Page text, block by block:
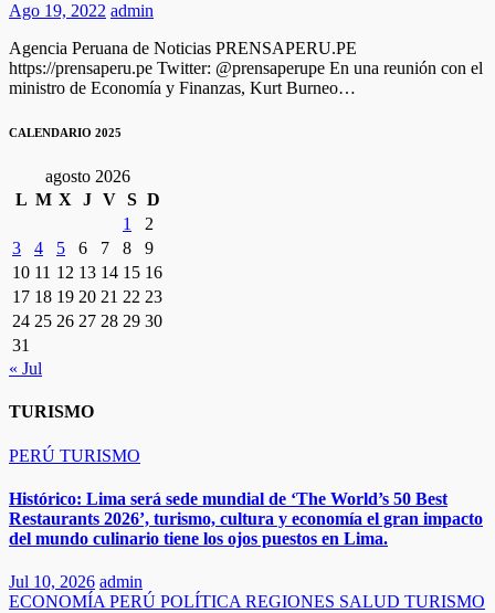
Ago 19, 2022 admin
Agencia Peruana de Noticias PRENSAPERU.PE
https://prensaperu.pe Twitter: @prensaperupe En una reunión con el
ministro de Economía y Finanzas, Kurt Burneo…
CALENDARIO 2025
agosto 2026
L M X J V S D
1
2
3
4 5 6 7 8
9
10 11 12 13 14 15 16
17 18 19 20 21 22 23
24 25 26 27 28 29 30
31
« Jul
TURISMO
PERÚ TURISMO
Histórico: Lima será sede mundial de ‘The World’s 50 Best
Restaurants 2026’, turismo, cultura y economía el gran impacto
del mundo culinario tiene los ojos puestos en Lima.
Jul 10, 2026 admin
ECONOMÍA PERÚ POLÍTICA REGIONES SALUD TURISMO